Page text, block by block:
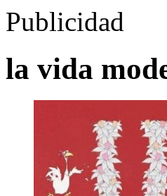
Publicidad
la vida